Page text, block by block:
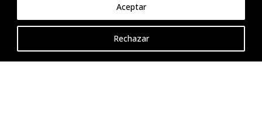
Rechazar
Aceptar
Artículo de opinión de Sergio Martínez
Herrero: Acceso a la vivienda en España:
Retos y soluciones para un problema urgente. 